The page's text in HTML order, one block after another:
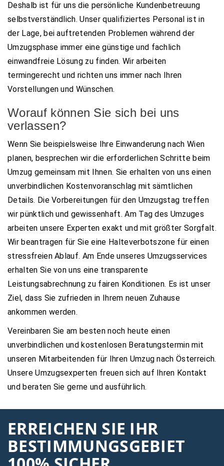
Deshalb ist für uns die persönliche Kundenbetreuung
selbstverständlich. Unser qualifiziertes Personal ist in
der Lage, bei auftretenden Problemen während der
Umzugsphase immer eine günstige und fachlich
einwandfreie Lösung zu finden. Wir arbeiten
termingerecht und richten uns immer nach Ihren
Vorstellungen und Wünschen.
Worauf können Sie sich bei uns
verlassen?
Wenn Sie beispielsweise Ihre Einwanderung nach Wien
planen, besprechen wir die erforderlichen Schritte beim
Umzug gemeinsam mit Ihnen. Sie erhalten von uns einen
unverbindlichen Kostenvoranschlag mit sämtlichen
Details. Die Vorbereitungen für den Umzugstag treffen
wir pünktlich und gewissenhaft. Am Tag des Umzuges
arbeiten unsere Experten exakt und mit größter Sorgfalt.
Wir beantragen für Sie eine Halteverbotszone für einen
stressfreien Ablauf. Am Ende unseres Umzugsservices
erhalten Sie von uns eine transparente
Leistungsabrechnung zu fairen Konditionen. Es ist unser
Ziel, dass Sie zufrieden in Ihrem neuen Zuhause
ankommen werden.
Vereinbaren Sie am besten noch heute einen
unverbindlichen und kostenlosen Beratungstermin mit
unseren Mitarbeitenden für Ihren Umzug nach Österreich.
Unsere Umzugsexperten freuen sich auf Ihren Kontakt
und beraten Sie gerne und ausführlich.
ERREICHEN SIE IHR
BESTIMMUNGSGEBIET